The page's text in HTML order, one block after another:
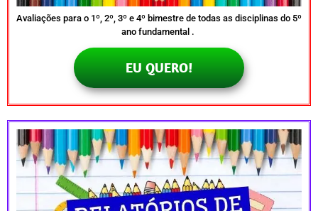
Avaliações para o 1º, 2º, 3º e 4º bimestre de todas as disciplinas do 5º
ano fundamental .
EU QUERO!